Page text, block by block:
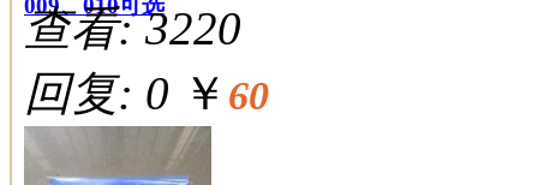
009、010可选
查看: 3220
回复: 0 ￥ 60